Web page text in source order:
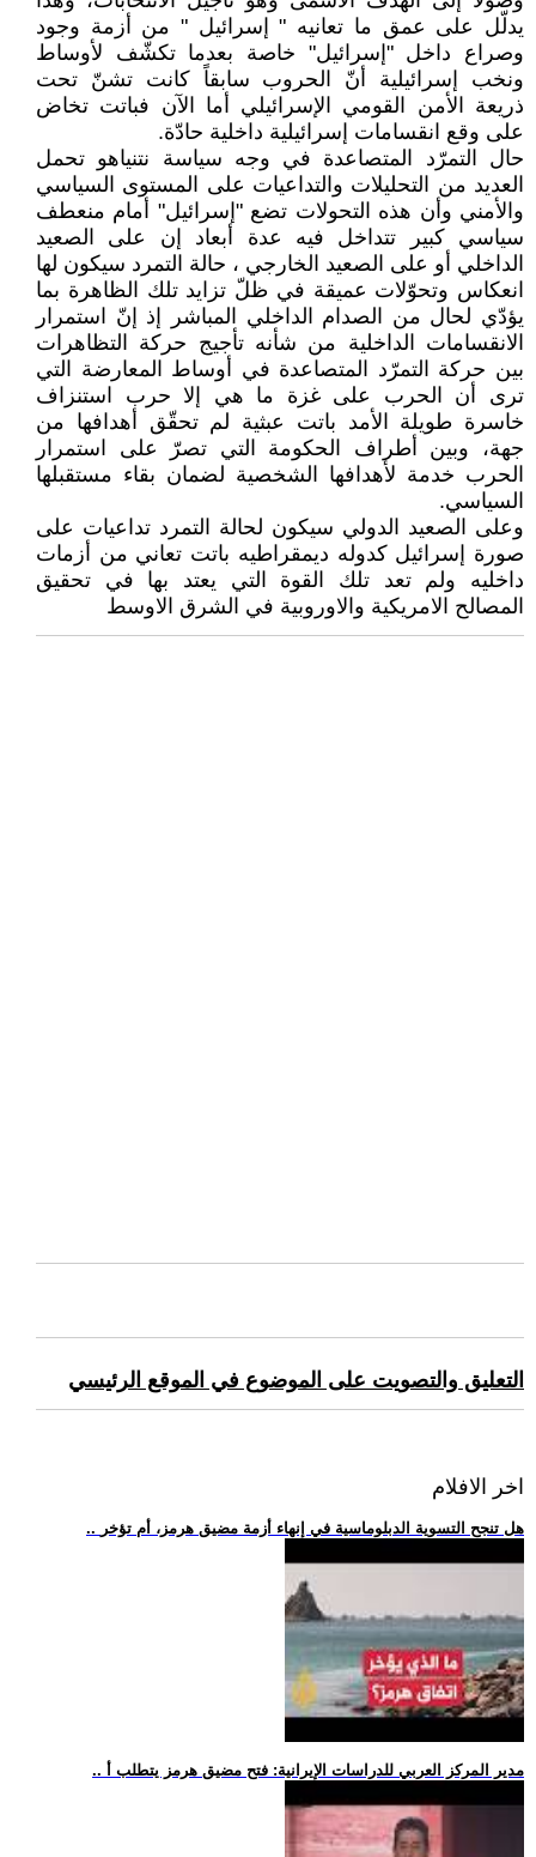
يدلّل على عمق ما تعانيه " إسرائيل " من أزمة وجود
وصراع داخل "إسرائيل" خاصة بعدما تكشّف لأوساط
ونخب إسرائيلية أنّ الحروب سابقاً كانت تشنّ تحت
ذريعة الأمن القومي الإسرائيلي أما الآن فباتت تخاض
على وقع انقسامات إسرائيلية داخلية حادّة.
حال التمرّد المتصاعدة في وجه سياسة نتنياهو تحمل
العديد من التحليلات والتداعيات على المستوى السياسي
والأمني وأن هذه التحولات تضع "إسرائيل" أمام منعطف
سياسي كبير تتداخل فيه عدة أبعاد إن على الصعيد
الداخلي أو على الصعيد الخارجي ، حالة التمرد سيكون لها
انعكاس وتحوّلات عميقة في ظلّ تزايد تلك الظاهرة بما
يؤدّي لحال من الصدام الداخلي المباشر إذ إنّ استمرار
الانقسامات الداخلية من شأنه تأجيج حركة التظاهرات
بين حركة التمرّد المتصاعدة في أوساط المعارضة التي
ترى أن الحرب على غزة ما هي إلا حرب استنزاف
خاسرة طويلة الأمد باتت عبثية لم تحقّق أهدافها من
جهة، وبين أطراف الحكومة التي تصرّ على استمرار
الحرب خدمة لأهدافها الشخصية لضمان بقاء مستقبلها
السياسي.
وعلى الصعيد الدولي سيكون لحالة التمرد تداعيات على
صورة إسرائيل كدوله ديمقراطيه باتت تعاني من أزمات
داخليه ولم تعد تلك القوة التي يعتد بها في تحقيق
المصالح الامريكية والاوروبية في الشرق الاوسط
التعليق والتصويت على الموضوع في الموقع الرئيسي
اخر الافلام
.. هل تنجح التسوية الدبلوماسية في إنهاء أزمة مضيق هرمز، أم تؤخر
.. مدير المركز العربي للدراسات الإيرانية: فتح مضيق هرمز يتطلب أ